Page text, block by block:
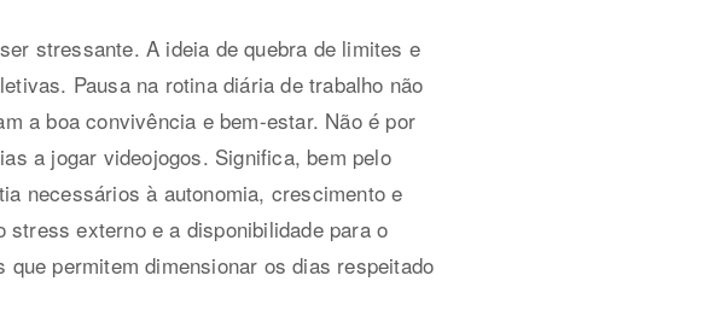
stressante. A ideia de quebra de limites e
Pausa na rotina diária de trabalho não
a boa convivência e bem-estar. Não é por
a jogar videojogos. Significa, bem pelo
necessários à autonomia, crescimento e
externo e a disponibilidade para o
permitem dimensionar os dias respeitado